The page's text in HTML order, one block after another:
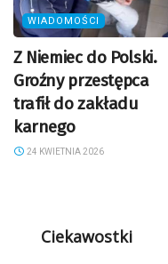
WIADOMOŚCI
Z Niemiec do Polski.
Groźny przestępca
trafił do zakładu
karnego
24 KWIETNIA 2026
Ciekawostki